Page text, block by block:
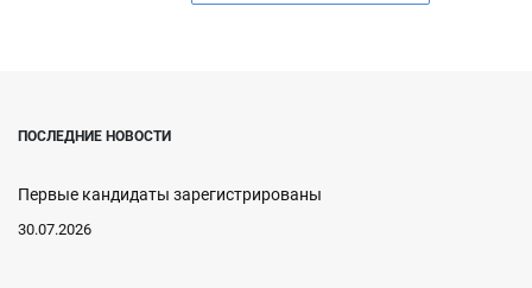
ПОСЛЕДНИЕ НОВОСТИ
Первые кандидаты зарегистрированы
30.07.2026